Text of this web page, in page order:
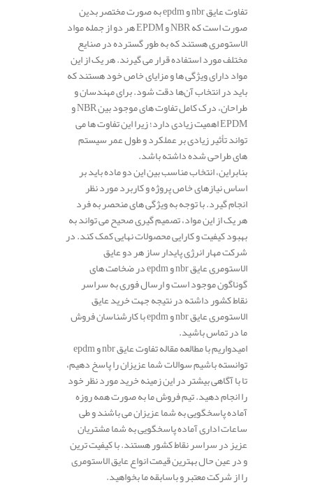
تفاوت عایق nbr و epdm به صورت مختصر بدین
صورت است که NBR و EPDM هر دو از جمله مواد
الاستومری هستند که به طور گسترده در صنایع
مختلف مورد استفاده قرار می‌ گیرند. هر یک از این
مواد دارای ویژگی‌ ها و مزایای خاص خود هستند که
باید در انتخاب آن‌ها دقت شود. برای مهندسان و
طراحان، درک کامل تفاوت‌ های موجود بین NBR و
EPDM اهمیت زیادی دارد؛ زیرا این تفاوت‌ ها می‌
تواند تأثیر زیادی بر عملکرد و طول عمر سیستم‌
های طراحی شده داشته باشد.
بنابراین، انتخاب مناسب بین این دو ماده باید بر
اساس نیازهای خاص پروژه و کاربرد مورد نظر
انجام گیرد. با توجه به ویژگی‌ های منحصر به فرد
هر یک از این مواد، تصمیم‌ گیری صحیح می‌ تواند به
بهبود کیفیت و کارایی محصولات نهایی کمک کند. در
شرکت مهار انرژی پایدار ساز هر دو عایق
الاستومری عایق nbr و epdm در ضخامت های
گوناگون موجود است و ارسال فوری به سراسر
نقاط کشور داشته در نتیجه جهت خرید عایق
الاستومری عایق nbr و epdm با کارشناسان فروش
ما در تماس باشید.
امیدواریم با مطالعه مقاله تفاوت عایق nbr و epdm
توانسته باشیم سوالات شما عزیزان را پاسخ دهیم،
تا با آگاهی بیشتر در این زمینه خرید مورد نظر خود
را انجام دهید. تیم فروش ما به صورت همه روزه
آماده پاسخگویی به شما عزیزان می باشند و طی
ساعات اداری آماده پاسخگویی به شما مشتریان
عزیز در سراسر نقاط کشور هستند. با کیفیت ترین
و در عین حال بهترین قیمت انواع عایق الاستومری
را از شرکت معتبر و باسابقه ما بخواهید.